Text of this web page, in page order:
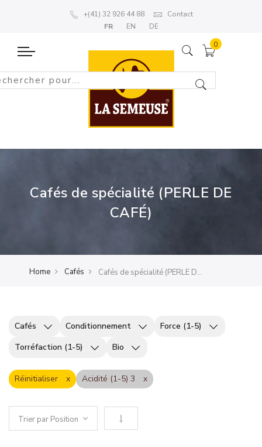
+(41) 32 926 44 88
Contact
FR
EN DE
Cafés de spécialité (PERLE DE
CAFÉ)
Home Cafés Cafés de spécialité (PERLE DE CAFÉ)
Cafés Conditionnement
Force (1-5)
Torréfaction (1-5)
Bio
Réinitialiser Acidité (1-5) 3
Définir le sens descendant